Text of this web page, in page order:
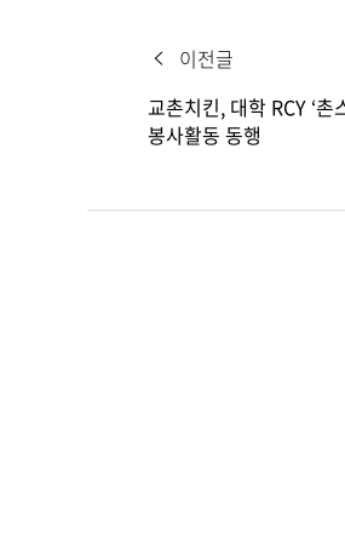
이전글
교촌치킨, 대학 RCY ‘
봉사활동 동행